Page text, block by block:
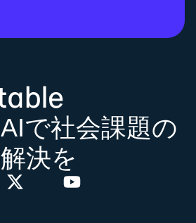
で社会課題の
解決を